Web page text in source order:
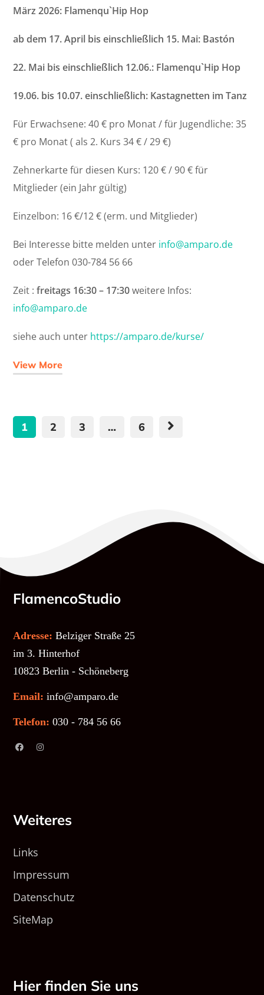
März 2026: Flamenqu`Hip Hop
ab dem 17. April bis einschließlich 15. Mai: Bastón
22. Mai bis einschließlich 12.06.: Flamenqu`Hip Hop
19.06. bis 10.07. einschließlich: Kastagnetten im Tanz
Für Erwachsene: 40 € pro Monat / für Jugendliche: 35
€ pro Monat ( als 2. Kurs 34 € / 29 €)
Zehnerkarte für diesen Kurs: 120 € / 90 € für
Mitglieder (ein Jahr gültig)
Einzelbon: 16 €/12 € (erm. und Mitglieder)
Bei Interesse bitte melden unter info@amparo.de
oder Telefon 030-784 56 66
Zeit : freitags 16:30 – 17:30weitere Infos:
info@amparo.de
siehe auch unter https://amparo.de/kurse/
View More
1 2 3 … 6
FlamencoStudio
Adresse: Belziger Straße 25
im 3. Hinterhof
10823 Berlin - Schöneberg
Email: info@amparo.de
Telefon: 030 - 784 56 66
Weiteres
Links
Impressum
Datenschutz
SiteMap
Hier finden Sie uns